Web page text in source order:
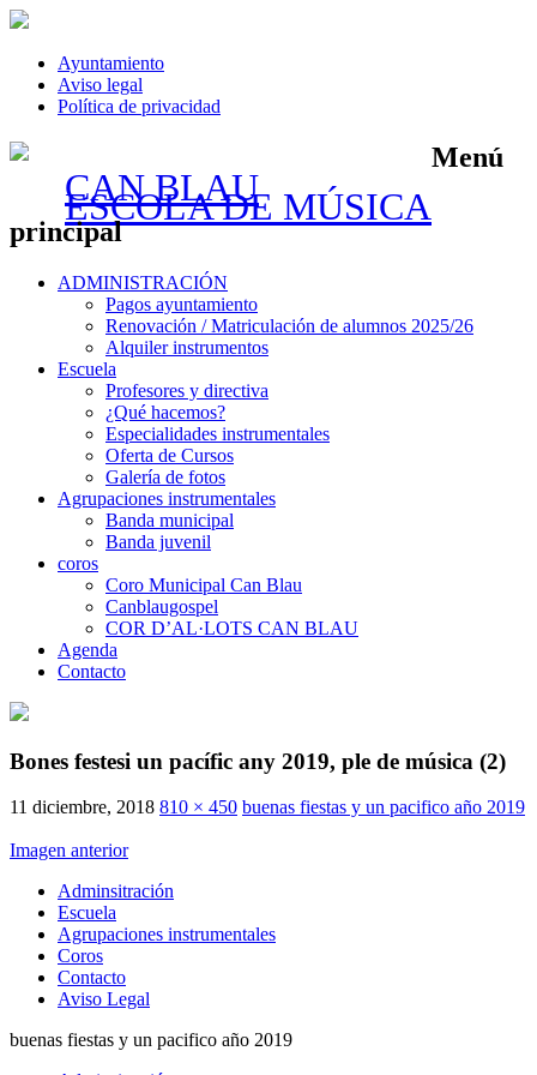
Ayuntamiento
Aviso legal
Política de privacidad
CAN BLAU
ESCOLA DE MÚSICA
Menú
principal
Saltar
ADMINISTRACIÓN
Pagos ayuntamiento
Renovación / Matriculación de alumnos 2025/26
Alquiler instrumentos
Escuela
Profesores y directiva
¿Qué hacemos?
Especialidades instrumentales
Oferta de Cursos
Galería de fotos
Agrupaciones instrumentales
Banda municipal
Banda juvenil
coros
Coro Municipal Can Blau
Canblaugospel
COR D’AL·LOTS CAN BLAU
Agenda
Contacto
Bones festesi un pacífic any 2019, ple de música (2)
11 diciembre, 2018 810 × 450 buenas fiestas y un pacifico año 2019
Imagen anterior
Adminsitración
Escuela
Agrupaciones instrumentales
Coros
Contacto
Aviso Legal
buenas fiestas y un pacifico año 2019